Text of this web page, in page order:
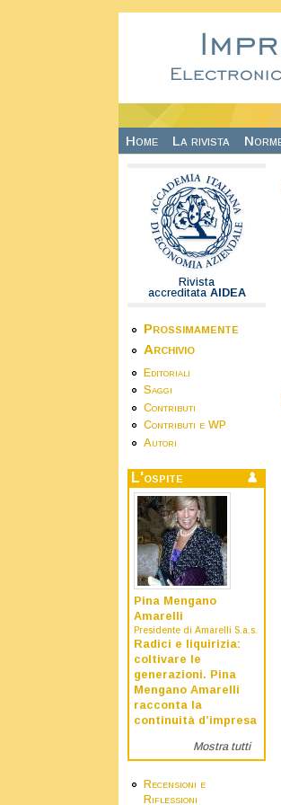
Home La rivista
Rivista
accreditata AIDEA
Prossimamente
Archivio
Editoriali
Saggi
Contributi
Contributi e WP
Autori
L'ospite
Pina Mengano
Amarelli
Presidente di Amarelli S.a.s.
Radici e liquirizia:
coltivare le
generazioni. Pina
Mengano Amarelli
racconta la
continuità d’impresa
Mostra tutti
Recensioni e
Riflessioni